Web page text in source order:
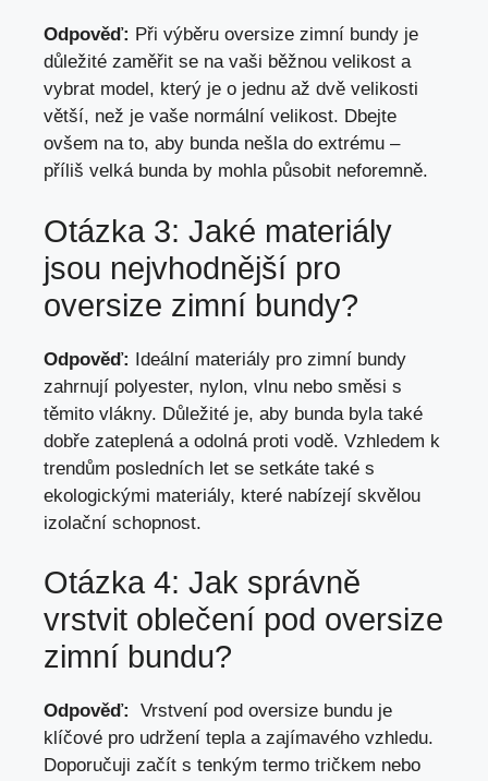
Odpověď: Při výběru oversize zimní bundy je
důležité zaměřit se na ​vaši běžnou velikost a
vybrat model, který je o jednu až dvě velikosti
větší,​ než je vaše normální velikost. Dbejte⁢
ovšem na to, aby⁢ bunda nešla do extrému –
‍příliš velká bunda by mohla působit neforemně.
Otázka 3: Jaké materiály
jsou nejvhodnější pro
oversize zimní bundy?
Odpověď: Ideální materiály pro zimní bundy⁣
zahrnují polyester, nylon, vlnu nebo směsi s
těmito vlákny. Důležité je, aby bunda byla také
⁢dobře zateplená a odolná proti vodě. Vzhledem‍ k
​trendům posledních let se ‍setkáte také s
ekologickými materiály, které nabízejí skvělou
izolační schopnost.
Otázka 4: Jak ⁢správně
vrstvit oblečení pod‍ oversize
zimní bundu?
Odpověď:
⁤ Vrstvení⁤ pod oversize bundu je
klíčové pro udržení tepla a ⁢zajímavého vzhledu.
Doporučuji začít s⁤ tenkým termo tričkem nebo